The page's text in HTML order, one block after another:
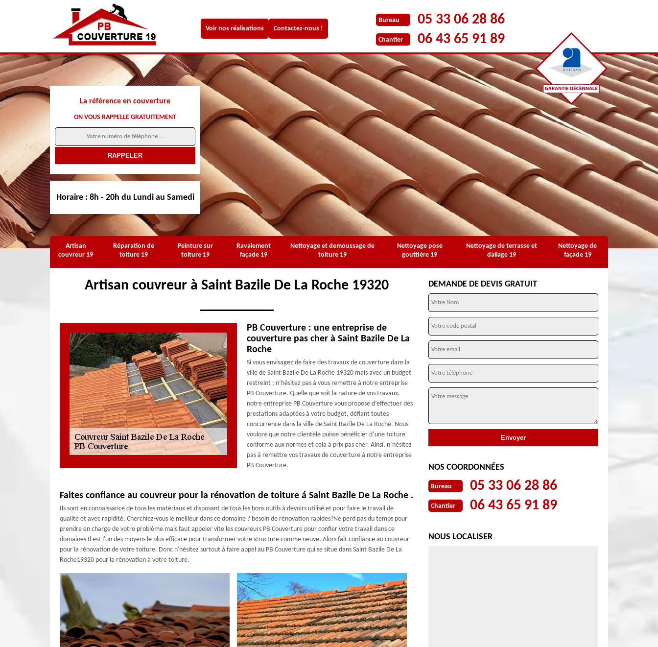
Voir nos réalisations Contactez-nous !
Bureau 05 33 06 28 86
Chantier 06 43 65 91 89
La référence en couverture
ON VOUS RAPPELLE GRATUITEMENT
Horaire : 8h - 20h du Lundi au Samedi
Artisan
couvreur 19
Réparation de
toiture 19
Peinture sur
toiture 19
Ravalement
façade 19
Nettoyage et demoussage de
toiture 19
Nettoyage pose
gouttière 19
Nettoyage de terrasse et
dallage 19
Nettoyage de
façade 19
Artisan couvreur à Saint Bazile De La Roche 19320
PB Couverture : une entreprise de
couverture pas cher à Saint Bazile De La
Roche
Si vous envisagez de faire des travaux de couverture dans la
ville de Saint Bazile De La Roche 19320 mais avec un budget
restreint ; n’hésitez pas à vous remettre à notre entreprise
PB Couverture. Quelle que soit la nature de vos travaux,
notre entreprise PB Couverture vous propose d’effectuer des
prestations adaptées à votre budget, défiant toutes
concurrence dans la ville de Saint Bazile De La Roche. Nous
voulons que notre clientèle puisse bénéficier d’une toiture
conforme aux normes et cela à prix pas cher. Ainsi, n’hésitez
pas à remettre vos travaux de couverture à notre entreprise
PB Couverture.
Faites confiance au couvreur pour la rénovation de toiture á Saint Bazile De La Roche .
Ils sont en connaissance de tous les matériaux et disposant de tous les bons outils á devoirs utilisé et pour faire le travail de
qualité et avec rapidité. Cherchiez-vous le meilleur dans ce domaine ? besoin de rénovation rapides?Ne perd pas du temps pour
prendre en charge de votre problème mais faut appeler vite les couvreurs PB Couverture pour confier votre travail dans ce
domaines Il est l'un des moyens le plus efficace pour transformer votre structure comme neuve. Alors fait confiance au couvreur
pour la rénovation de votre toiture. Donc n'hésitez surtout á faire appel au PB Couverture qui se situe dans Saint Bazile De La
Roche19320 pour la rénovation á votre toiture.
DEMANDE DE DEVIS GRATUIT
NOS COORDONNÉES
Bureau 05 33 06 28 86
Chantier 06 43 65 91 89
NOUS LOCALISER